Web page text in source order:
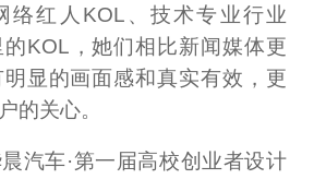
络红人KOL、技术专业行业
KOL，她们相比新闻媒体更
显的画面感和真实有效，更
的关心。
汽车·第一届高校创业者设计